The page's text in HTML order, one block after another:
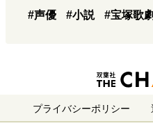
#声優
#小説 #宝塚歌
プライバシーポリシー